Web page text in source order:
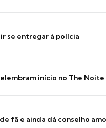
se entregar à polícia
início no The Noite
fã e ainda dá conselho